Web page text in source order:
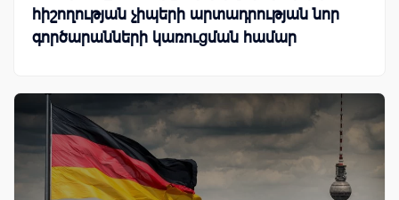
հիշողության չիպերի արտադրության նոր
գործարանների կառուցման համար